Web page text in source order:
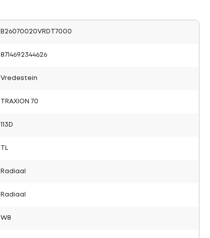
B26070020VRDT7000
8714692344626
Vredestein
TRAXION 70
113D
Radiaal
Radiaal
W8